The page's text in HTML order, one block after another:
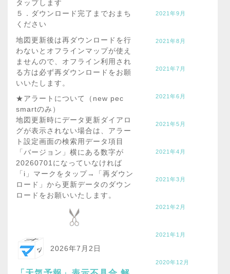
タップします
５．ダウンロード完了までおまち
ください
地図更新後は再ダウンロードを行
わないとオフラインマップが使え
ませんので、オフライン利用され
る方は必ず再ダウンロードをお願
いいたします。
★アラートについて（new pec
smartのみ）
地図更新時にデータ更新ダイアロ
グが表示されない場合は、アラー
ト設定画面の検索用データ項目
「バージョン」横にある数字が
20260701になっていなければ
「i」マークをタップ→「再ダウン
ロード」から更新データのダウン
ロードをお願いいたします。
2026年7月2日
2021年9月
2021年8月
2021年7月
2021年6月
2021年5月
2021年4月
2021年3月
2021年2月
2021年1月
2020年12月